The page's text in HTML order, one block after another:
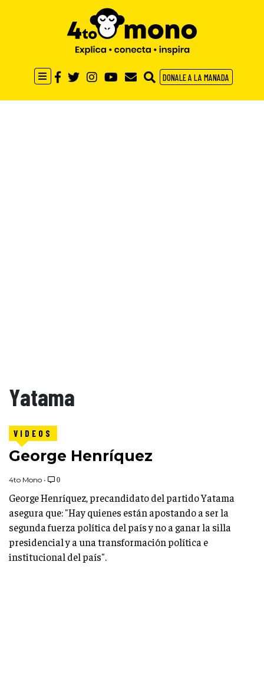
DONALE A LA MANADA
Yatama
VIDEOS
George Henríquez
4to Mono • 0
George Henríquez, precandidato del partido Yatama
asegura que: "Hay quienes están apostando a ser la
segunda fuerza política del país y no a ganar la silla
presidencial y a una transformación política e
institucional del país".